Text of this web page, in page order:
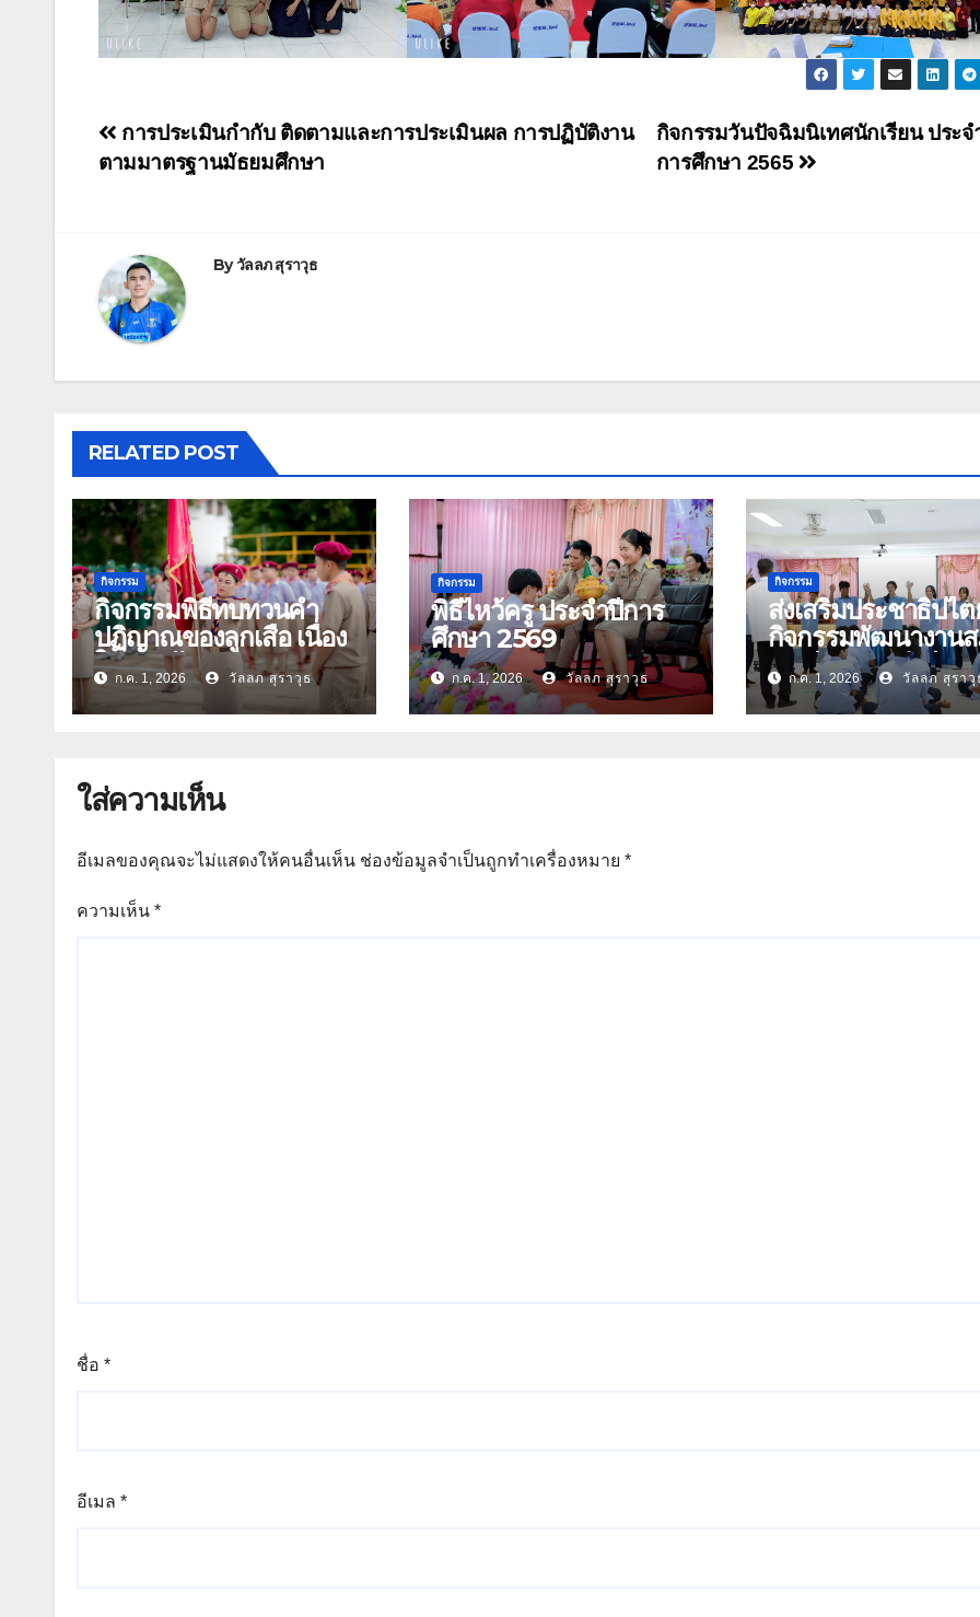
กิจกรรมวันปัจฉิมนิเทศนักเรียน ประจ
การศึกษา 2565
การประเมินกำกับ ติดตามและการประเมินผล การปฏิบัติงาน
ตามมาตรฐานมัธยมศึกษา
Byวัลลภ สุราวุธ
RELATED POST
กิจกรรม
กิจกรรมพิธีทบทวนคำ
ปฏิญาณของลูกเสือ เนื่อง
ในวันคล้ายวันสถาปนา
คณะลูกเสือแห่งชาติ
ประจำปี 2569
ก.ค. 1, 2026 วัลลภ สุราวุธ
กิจกรรม
พิธีไหว้ครู ประจำปีการ
ศึกษา 2569
ก.ค. 1, 2026 วัลลภ สุราวุธ
กิจกรรม
ส่งเสริมประชาธิปไต
กิจกรรมพัฒนางาน
นักเรียน ประจำปีการ
ศึกษา 2569
ก.ค. 1, 2026 วัลลภ สุราวุ
ใส่ความเห็น
อีเมลของคุณจะไม่แสดงให้คนอื่นเห็น ช่องข้อมูลจำเป็นถูกทำเครื่องหมาย *
ความเห็น *
ชื่อ *
อีเมล *